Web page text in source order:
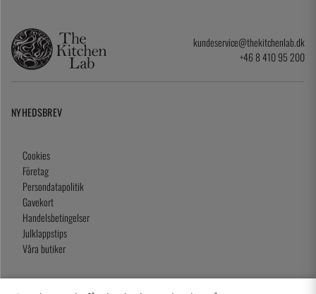
kundeservice@thekitchenlab.dk
+46 8 410 95 200
NYHEDSBREV
Cookies
Företag
Persondatapolitik
Gavekort
Handelsbetingelser
Julklappstips
Våra butiker